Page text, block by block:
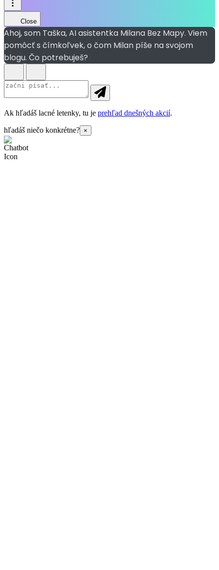
Close
Ahoj, som Taška, AI asistentka Milana Bez Mapy. Viem
pomôcť s čímkoľvek, o čom Milan píše na svojom
blogu. Čo potrebuješ?
Ak hľadáš lacné letenky, tu je prehľad dnešných akcií.
hľadáš niečo konkrétne? ×